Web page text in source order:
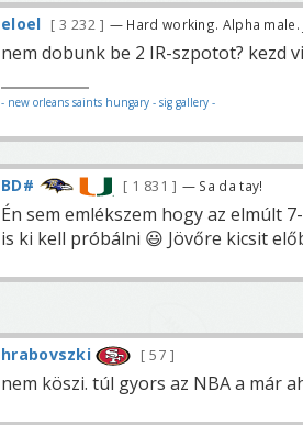
eloel 3 232 — Hard working. Alpha male.
nem dobunk be 2 IR-szpotot? kezd
- new orleans saints hungary - sig gallery -
BD# 1 831 — Sa da tay!
Én sem emlékszem hogy az elmúlt
is ki kell próbálni 😃 Jövőre kicsit
hrabovszki 57
nem köszi. túl gyors az NBA a már